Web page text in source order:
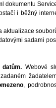
dokumentu
i běžný
aktualizace
sadami
Webové
,